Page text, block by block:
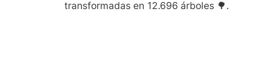
transformadas en 12.696 árboles 🌳.